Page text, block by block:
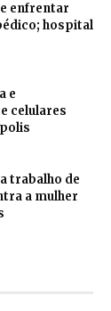
enfrentar
hospital
e
celulares
trabalho de
a mulher